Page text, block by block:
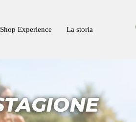
Shop Experience La storia